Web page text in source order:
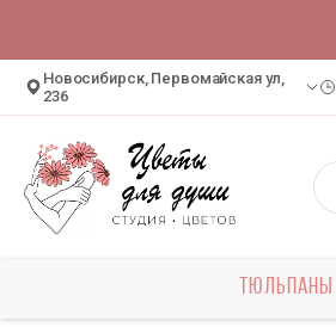
Новосибирск, Первомайская ул,
236
ТЮЛЬПАНЫ